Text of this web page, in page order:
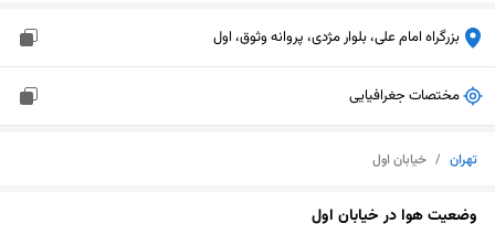
بزرگراه امام علی، بلوار مژدی، پروانه وثوق، اول
مختصات جغرافیایی
تهران / خیابان اول
وضعیت هوا درخیابان اول